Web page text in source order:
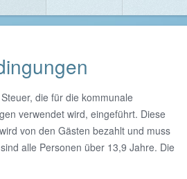
die für die kommunale
verwendet wird, eingeführt. Diese
von den Gästen bezahlt und muss
alle Personen über 13,9 Jahre. Die